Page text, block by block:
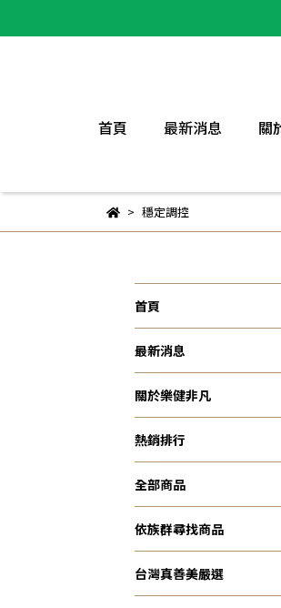
首頁 最新消息 關
穩定調控
首頁
最新消息
關於樂健非凡
熱銷排行
全部商品
依族群尋找商品
台灣真善美嚴選